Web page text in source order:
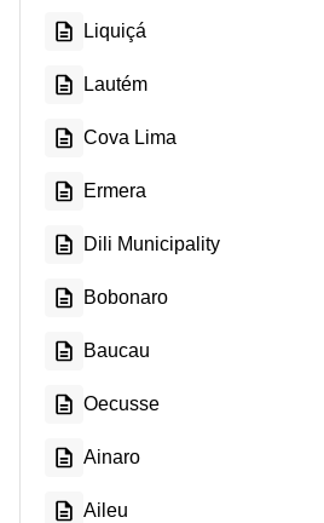
Liquiçá
Lautém
Cova Lima
Ermera
Dili Municipality
Bobonaro
Baucau
Oecusse
Ainaro
Aileu